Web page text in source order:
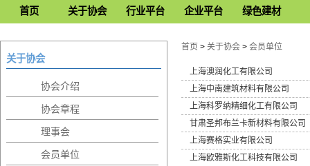
首页 关于协会 行业平台 企业平台 绿色建材
关于协会
协会介绍
协会章程
理事会
会员单位
首页 > 关于协会 > 会员单位
上海澳润化工有限公司
上海中南建筑材料有限公司
上海科罗纳精细化工有限公司
甘肃圣邦布兰卡新材料有限公司
上海赛格实业有限公司
上海欧雅斯化工科技有限公司